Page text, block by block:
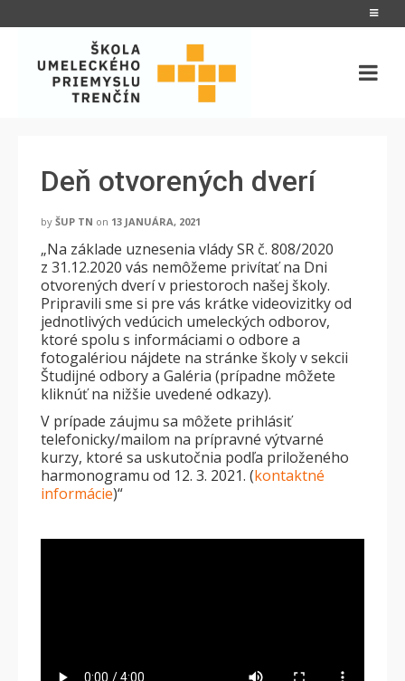
Deň otvorených dverí
by ŠUP TN on 13 JANUÁRA, 2021
„Na základe uznesenia vlády SR č. 808/2020
z 31.12.2020 vás nemôžeme privítať na Dni
otvorených dverí v priestoroch našej školy.
Pripravili sme si pre vás krátke videovizitky od
jednotlivých vedúcich umeleckých odborov,
ktoré spolu s informáciami o odbore a
fotogalériou nájdete na stránke školy v sekcii
Študijné odbory a Galéria (prípadne môžete
kliknúť na nižšie uvedené odkazy).
V prípade záujmu sa môžete prihlásiť
telefonicky/mailom na prípravné výtvarné
kurzy, ktoré sa uskutočnia podľa priloženého
harmonogramu od 12. 3. 2021. (kontaktné
informácie)“